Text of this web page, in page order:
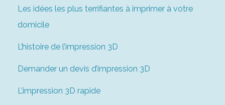
Les idées les plus terrifiantes à imprimer à votre
domicile
L’histoire de l’impression 3D
Demander un devis d’impression 3D
L’impression 3D rapide